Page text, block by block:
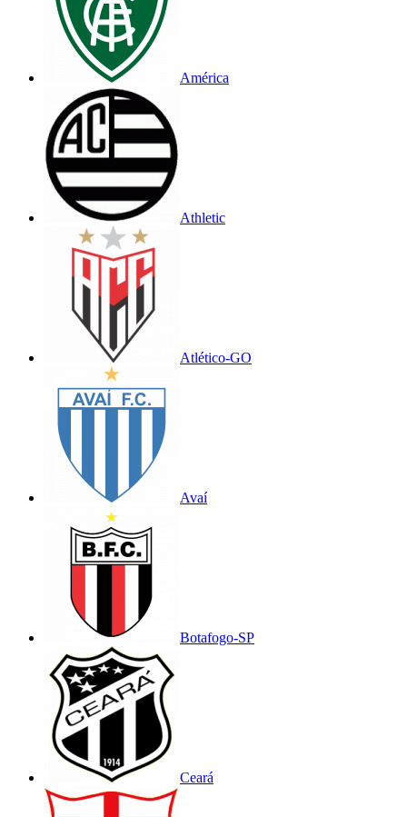
América
Athletic
Atlético-GO
Avaí
Botafogo-SP
Ceará